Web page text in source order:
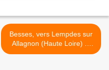
Besses, vers Lempdes sur
Allagnon (Haute Loire) ...
(2/2) >